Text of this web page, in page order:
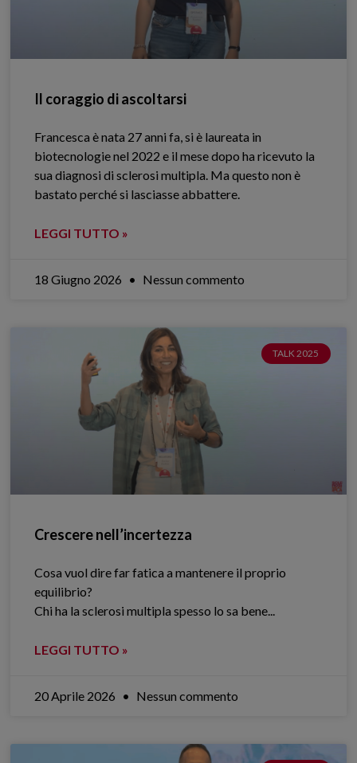
Il coraggio di ascoltarsi
Francesca è nata 27 anni fa, si è laureata in
biotecnologie nel 2022 e il mese dopo ha ricevuto la
sua diagnosi di sclerosi multipla. Ma questo non è
bastato perché si lasciasse abbattere.
LEGGI TUTTO »
18 Giugno 2026 Nessun commento
TALK 2025
Crescere nell’incertezza
Cosa vuol dire far fatica a mantenere il proprio
equilibrio?
Chi ha la sclerosi multipla spesso lo sa bene.​..
LEGGI TUTTO »
20 Aprile 2026 Nessun commento